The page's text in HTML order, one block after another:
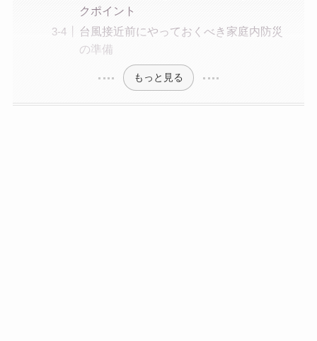
クポイント
台風接近前にやっておくべき家庭内防災
の準備
もっと見る